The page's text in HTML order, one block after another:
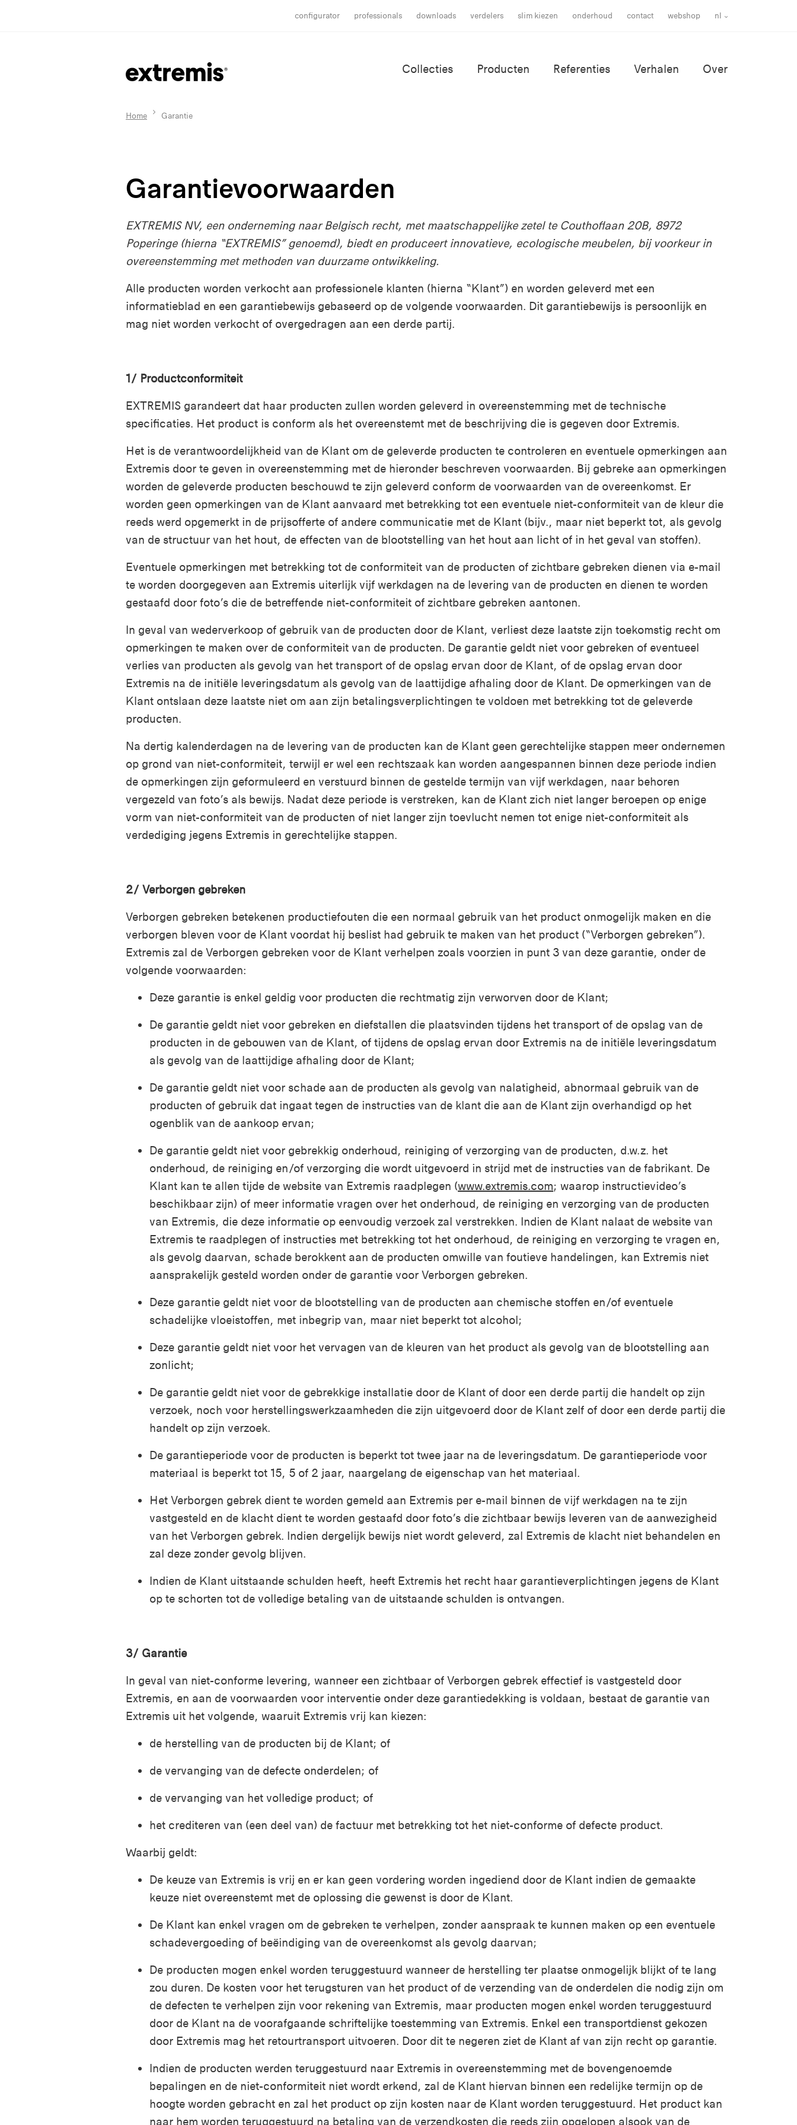
configurator professionals downloads verdelers slim kiezen onderhoud contact webshop nl
Collecties Producten Referenties Verhalen Over
Home Garantie
Garantievoorwaarden
EXTREMIS NV, een onderneming naar Belgisch recht, met maatschappelijke zetel te Couthoflaan 20B, 8972
Poperinge (hierna “EXTREMIS” genoemd), biedt en produceert innovatieve, ecologische meubelen, bij voorkeur in
overeenstemming met methoden van duurzame ontwikkeling.
Alle producten worden verkocht aan professionele klanten (hierna “Klant”) en worden geleverd met een
informatieblad en een garantiebewijs gebaseerd op de volgende voorwaarden. Dit garantiebewijs is persoonlijk en
mag niet worden verkocht of overgedragen aan een derde partij.
1/ Productconformiteit
EXTREMIS garandeert dat haar producten zullen worden geleverd in overeenstemming met de technische
specificaties. Het product is conform als het overeenstemt met de beschrijving die is gegeven door Extremis.
Het is de verantwoordelijkheid van de Klant om de geleverde producten te controleren en eventuele opmerkingen aan
Extremis door te geven in overeenstemming met de hieronder beschreven voorwaarden. Bij gebreke aan opmerkingen
worden de geleverde producten beschouwd te zijn geleverd conform de voorwaarden van de overeenkomst. Er
worden geen opmerkingen van de Klant aanvaard met betrekking tot een eventuele niet-conformiteit van de kleur die
reeds werd opgemerkt in de prijsofferte of andere communicatie met de Klant (bijv., maar niet beperkt tot, als gevolg
van de structuur van het hout, de effecten van de blootstelling van het hout aan licht of in het geval van stoffen).
Eventuele opmerkingen met betrekking tot de conformiteit van de producten of zichtbare gebreken dienen via e-mail
te worden doorgegeven aan Extremis uiterlijk vijf werkdagen na de levering van de producten en dienen te worden
gestaafd door foto’s die de betreffende niet-conformiteit of zichtbare gebreken aantonen.
In geval van wederverkoop of gebruik van de producten door de Klant, verliest deze laatste zijn toekomstig recht om
opmerkingen te maken over de conformiteit van de producten. De garantie geldt niet voor gebreken of eventueel
verlies van producten als gevolg van het transport of de opslag ervan door de Klant, of de opslag ervan door
Extremis na de initiële leveringsdatum als gevolg van de laattijdige afhaling door de Klant. De opmerkingen van de
Klant ontslaan deze laatste niet om aan zijn betalingsverplichtingen te voldoen met betrekking tot de geleverde
producten.
Na dertig kalenderdagen na de levering van de producten kan de Klant geen gerechtelijke stappen meer ondernemen
op grond van niet-conformiteit, terwijl er wel een rechtszaak kan worden aangespannen binnen deze periode indien
de opmerkingen zijn geformuleerd en verstuurd binnen de gestelde termijn van vijf werkdagen, naar behoren
vergezeld van foto’s als bewijs. Nadat deze periode is verstreken, kan de Klant zich niet langer beroepen op enige
vorm van niet-conformiteit van de producten of niet langer zijn toevlucht nemen tot enige niet-conformiteit als
verdediging jegens Extremis in gerechtelijke stappen.
2/ Verborgen gebreken
Verborgen gebreken betekenen productiefouten die een normaal gebruik van het product onmogelijk maken en die
verborgen bleven voor de Klant voordat hij beslist had gebruik te maken van het product (“Verborgen gebreken”).
Extremis zal de Verborgen gebreken voor de Klant verhelpen zoals voorzien in punt 3 van deze garantie, onder de
volgende voorwaarden:
Deze garantie is enkel geldig voor producten die rechtmatig zijn verworven door de Klant;
De garantie geldt niet voor gebreken en diefstallen die plaatsvinden tijdens het transport of de opslag van de
producten in de gebouwen van de Klant, of tijdens de opslag ervan door Extremis na de initiële leveringsdatum
als gevolg van de laattijdige afhaling door de Klant;
De garantie geldt niet voor schade aan de producten als gevolg van nalatigheid, abnormaal gebruik van de
producten of gebruik dat ingaat tegen de instructies van de klant die aan de Klant zijn overhandigd op het
ogenblik van de aankoop ervan;
De garantie geldt niet voor gebrekkig onderhoud, reiniging of verzorging van de producten, d.w.z. het
onderhoud, de reiniging en/of verzorging die wordt uitgevoerd in strijd met de instructies van de fabrikant. De
Klant kan te allen tijde de website van Extremis raadplegen (www.extremis.com; waarop instructievideo’s
beschikbaar zijn) of meer informatie vragen over het onderhoud, de reiniging en verzorging van de producten
van Extremis, die deze informatie op eenvoudig verzoek zal verstrekken. Indien de Klant nalaat de website van
Extremis te raadplegen of instructies met betrekking tot het onderhoud, de reiniging en verzorging te vragen en,
als gevolg daarvan, schade berokkent aan de producten omwille van foutieve handelingen, kan Extremis niet
aansprakelijk gesteld worden onder de garantie voor Verborgen gebreken.
Deze garantie geldt niet voor de blootstelling van de producten aan chemische stoffen en/of eventuele
schadelijke vloeistoffen, met inbegrip van, maar niet beperkt tot alcohol;
Deze garantie geldt niet voor het vervagen van de kleuren van het product als gevolg van de blootstelling aan
zonlicht;
De garantie geldt niet voor de gebrekkige installatie door de Klant of door een derde partij die handelt op zijn
verzoek, noch voor herstellingswerkzaamheden die zijn uitgevoerd door de Klant zelf of door een derde partij die
handelt op zijn verzoek.
De garantieperiode voor de producten is beperkt tot twee jaar na de leveringsdatum. De garantieperiode voor
materiaal is beperkt tot 15, 5 of 2 jaar, naargelang de eigenschap van het materiaal.
Het Verborgen gebrek dient te worden gemeld aan Extremis per e-mail binnen de vijf werkdagen na te zijn
vastgesteld en de klacht dient te worden gestaafd door foto’s die zichtbaar bewijs leveren van de aanwezigheid
van het Verborgen gebrek. Indien dergelijk bewijs niet wordt geleverd, zal Extremis de klacht niet behandelen en
zal deze zonder gevolg blijven.
Indien de Klant uitstaande schulden heeft, heeft Extremis het recht haar garantieverplichtingen jegens de Klant
op te schorten tot de volledige betaling van de uitstaande schulden is ontvangen.
3/ Garantie
In geval van niet-conforme levering, wanneer een zichtbaar of Verborgen gebrek effectief is vastgesteld door
Extremis, en aan de voorwaarden voor interventie onder deze garantiedekking is voldaan, bestaat de garantie van
Extremis uit het volgende, waaruit Extremis vrij kan kiezen:
de herstelling van de producten bij de Klant; of
de vervanging van de defecte onderdelen; of
de vervanging van het volledige product; of
het crediteren van (een deel van) de factuur met betrekking tot het niet-conforme of defecte product.
Waarbij geldt:
De keuze van Extremis is vrij en er kan geen vordering worden ingediend door de Klant indien de gemaakte
keuze niet overeenstemt met de oplossing die gewenst is door de Klant.
De Klant kan enkel vragen om de gebreken te verhelpen, zonder aanspraak te kunnen maken op een eventuele
schadevergoeding of beëindiging van de overeenkomst als gevolg daarvan;
De producten mogen enkel worden teruggestuurd wanneer de herstelling ter plaatse onmogelijk blijkt of te lang
zou duren. De kosten voor het terugsturen van het product of de verzending van de onderdelen die nodig zijn om
de defecten te verhelpen zijn voor rekening van Extremis, maar producten mogen enkel worden teruggestuurd
door de Klant na de voorafgaande schriftelijke toestemming van Extremis. Enkel een transportdienst gekozen
door Extremis mag het retourtransport uitvoeren. Door dit te negeren ziet de Klant af van zijn recht op garantie.
Indien de producten werden teruggestuurd naar Extremis in overeenstemming met de bovengenoemde
bepalingen en de niet-conformiteit niet wordt erkend, zal de Klant hiervan binnen een redelijke termijn op de
hoogte worden gebracht en zal het product op zijn kosten naar de Klant worden teruggestuurd. Het product kan
naar hem worden teruggestuurd na betaling van de verzendkosten die reeds zijn opgelopen alsook van de